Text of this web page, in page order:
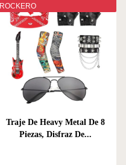
ROCKERO
Traje De Heavy Metal De 8
Piezas, Disfraz De...